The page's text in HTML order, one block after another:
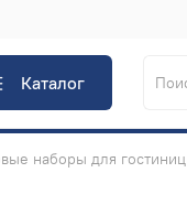
Каталог
наборы для гостиниц